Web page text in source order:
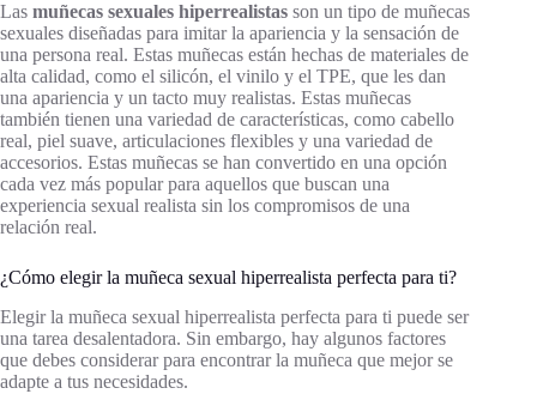
Las muñecas sexuales hiperrealistas son un tipo de muñecas
sexuales diseñadas para imitar la apariencia y la sensación de
una persona real. Estas muñecas están hechas de materiales de
alta calidad, como el silicón, el vinilo y el TPE, que les dan
una apariencia y un tacto muy realistas. Estas muñecas
también tienen una variedad de características, como cabello
real, piel suave, articulaciones flexibles y una variedad de
accesorios. Estas muñecas se han convertido en una opción
cada vez más popular para aquellos que buscan una
experiencia sexual realista sin los compromisos de una
relación real.
¿Cómo elegir la muñeca sexual hiperrealista perfecta para ti?
Elegir la muñeca sexual hiperrealista perfecta para ti puede ser
una tarea desalentadora. Sin embargo, hay algunos factores
que debes considerar para encontrar la muñeca que mejor se
adapte a tus necesidades.